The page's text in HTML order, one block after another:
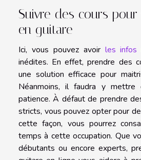
Suivre des cours pour
en guitare
Ici, vous pouvez avoir les infos
inédites. En effet, prendre des
une solution efficace pour
Néanmoins, il faudra y
patience. À défaut de prendre
stricts, vous pouvez opter pour
cette façon, vous pourrez
temps à cette occupation. Que
débutants ou encore experts,